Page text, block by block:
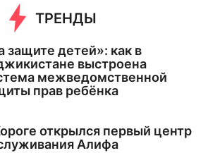
ТРЕНДЫ
защите детей»: как в
выстроена
межведомственной
прав ребёнка
открылся первый центр
Алифа